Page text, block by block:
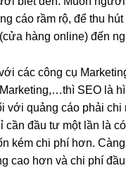
cáo rầm rộ, để thu
hàng online) đến
các công cụ
SEO là
với quảng cáo phải
đầu tư một lần là
kém chi phí hơn.
cao hơn và chi phí